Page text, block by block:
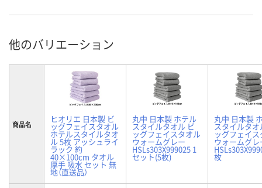
他のバリエーション
商品名 ヒオリエ 日本製 ビ
ッグフェイスタオル
ホテルスタイルタオ
ル 5枚 アッシュライ
ラック 約
40×100cm タオル
厚手 吸水 セット 無
地（直送品）
丸中 日本製 ホテル
スタイルタオル ビ
ッグフェイスタオル
ウォームグレー
HSLs303X999025 1
セット(5枚)
丸中 日本製
スタイルタオ
ッグフェイ
ウォームグレ
枚